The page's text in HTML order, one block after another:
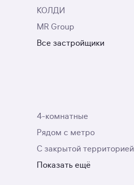
КОЛДИ
MR Group
Все застройщики
4-комнатные
Рядом с метро
С закрытой территорией
Показать ещё